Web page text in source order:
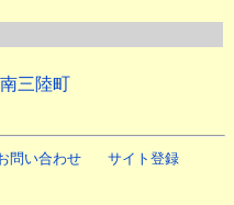
南三陸町
問い合わせ サイト登録